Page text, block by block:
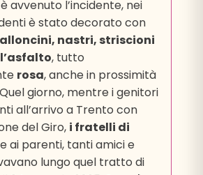
avvenuto l’incidente, nei
è stato decorato con
nastri, striscioni
, tutto
rosa, anche in prossimità
giorno, mentre i genitori
all’arrivo a Trento con
del Giro, i fratelli di
ai parenti, tanti amici e
lungo quel tratto di